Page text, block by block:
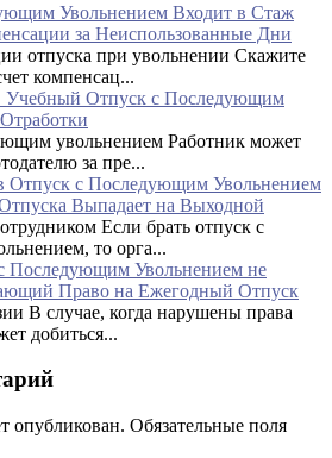
Увольнением Входит в Стаж
за Неиспользованные Дни
отпуска при увольнении Скажите
компенсац...
Отпуск с Последующим
увольнением Работник может
за пре...
Отпуск с Последующим Увольнением
Выпадает на Выходной
Если брать отпуск с
то орга...
Последующим Увольнением не
Право на Ежегодный Отпуск
В случае, когда нарушены права
добиться...
опубликован. Обязательные поля